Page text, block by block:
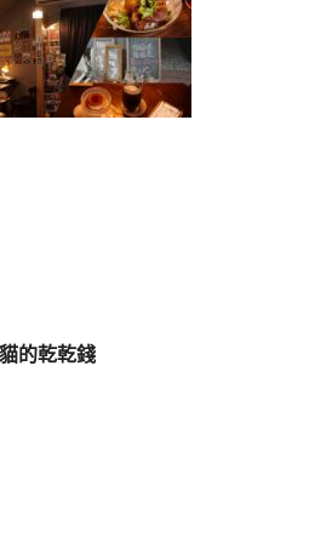
的乾乾錢